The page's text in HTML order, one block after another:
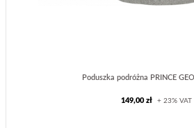
Poduszka podróżna PRINCE
149,00 zł + 23% VAT